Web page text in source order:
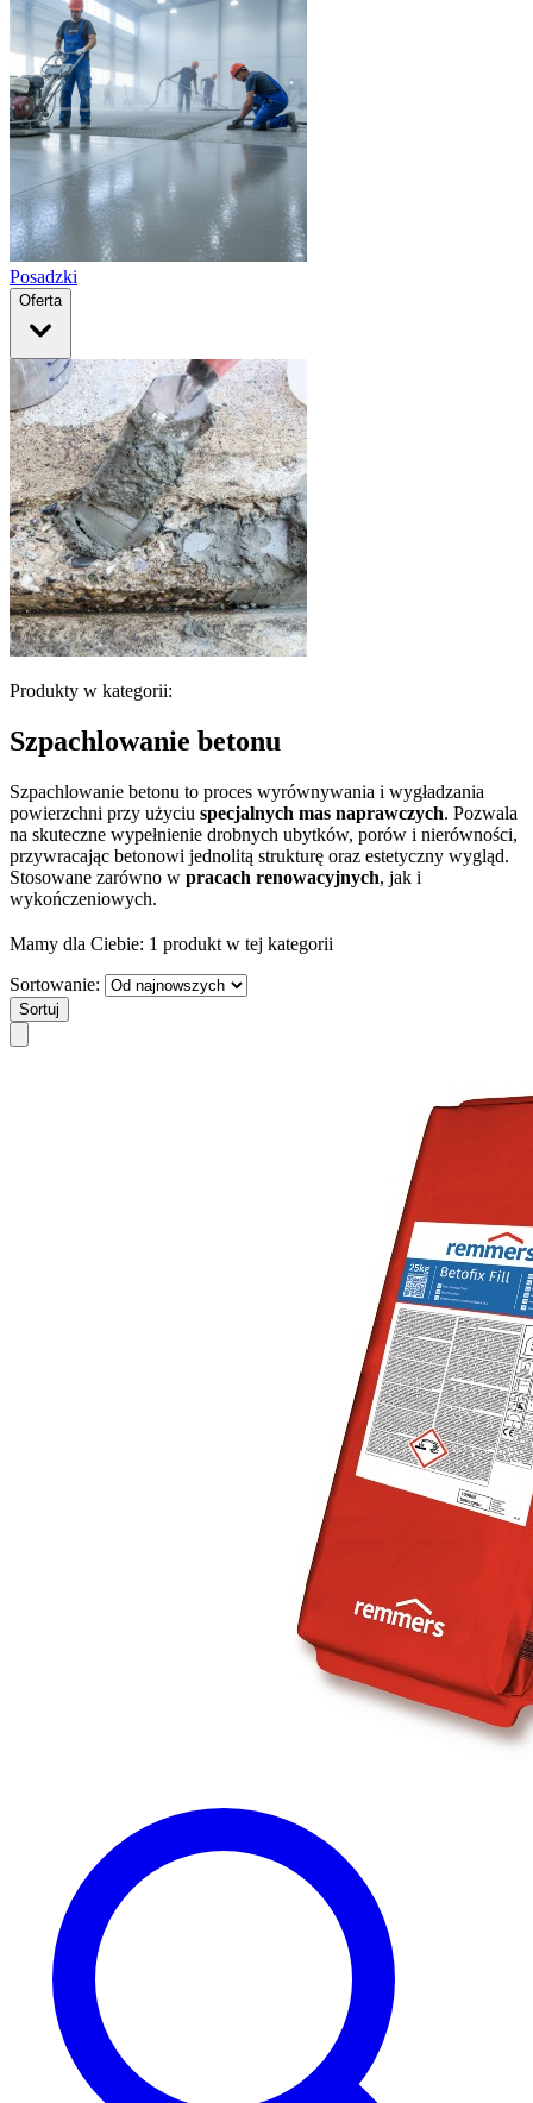
Posadzki
Oferta
Produkty w kategorii:
Szpachlowanie betonu
Szpachlowanie betonu to proces wyrównywania i wygładzania
powierzchni przy użyciu specjalnych mas naprawczych. Pozwala
na skuteczne wypełnienie drobnych ubytków, porów i nierówności,
przywracając betonowi jednolitą strukturę oraz estetyczny wygląd.
Stosowane zarówno w pracach renowacyjnych, jak i
wykończeniowych.
Mamy dla Ciebie: 1 produkt w tej kategorii
Sortowanie:
Sortuj